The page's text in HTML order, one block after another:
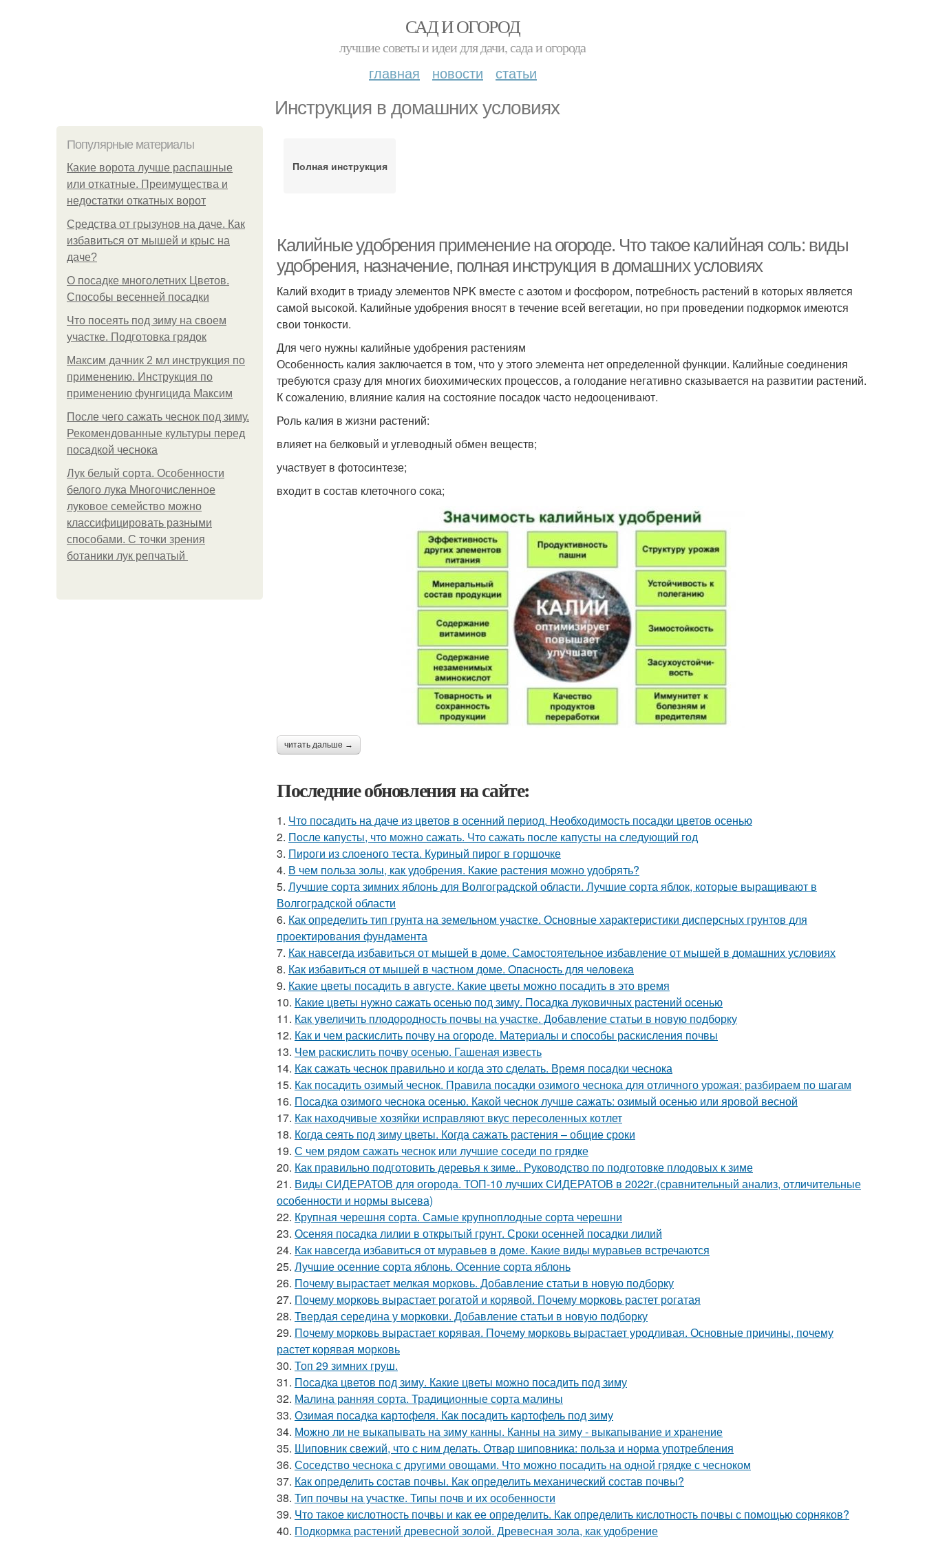
САД И ОГОРОД
лучшие советы и идеи для дачи, сада и огорода
главная новости статьи
Инструкция в домашних условиях
Популярные материалы
Какие ворота лучше распашные
или откатные. Преимущества и
недостатки откатных ворот
Средства от грызунов на даче. Как
избавиться от мышей и крыс на
даче?
О посадке многолетних Цветов.
Способы весенней посадки
Что посеять под зиму на своем
участке. Подготовка грядок
Максим дачник 2 мл инструкция по
применению. Инструкция по
применению фунгицида Максим
После чего сажать чеснок под зиму.
Рекомендованные культуры перед
посадкой чеснока
Лук белый сорта. Особенности
белого лука Многочисленное
луковое семейство можно
классифицировать разными
способами. С точки зрения
ботаники лук репчатый
Полная инструкция
Калийные удобрения применение на огороде. Что такое калийная соль: виды
удобрения, назначение, полная инструкция в домашних условиях
Калий входит в триаду элементов NPK вместе с азотом и фосфором, потребность растений в которых является
самой высокой. Калийные удобрения вносят в течение всей вегетации, но при проведении подкормок имеются
свои тонкости.
Для чего нужны калийные удобрения растениям
Особенность калия заключается в том, что у этого элемента нет определенной функции. Калийные соединения
требуются сразу для многих биохимических процессов, а голодание негативно сказывается на развитии растений.
К сожалению, влияние калия на состояние посадок часто недооценивают.
Роль калия в жизни растений:
влияет на белковый и углеводный обмен веществ;
участвует в фотосинтезе;
входит в состав клеточного сока;
читать дальше →
Последние обновления на сайте:
1. Что посадить на даче из цветов в осенний период. Необходимость посадки цветов осенью
2. После капусты, что можно сажать. Что сажать после капусты на следующий год
3. Пироги из слоеного теста. Куриный пирог в горшочке
4. В чем польза золы, как удобрения. Какие растения можно удобрять?
5. Лучшие сорта зимних яблонь для Волгоградской области. Лучшие сорта яблок, которые выращивают в
Волгоградской области
6. Как определить тип грунта на земельном участке. Основные характеристики дисперсных грунтов для
проектирования фундамента
7. Как навсегда избавиться от мышей в доме. Самостоятельное избавление от мышей в домашних условиях
8. Как избавиться от мышей в частном доме. Oпacнocть для чeлoвeкa
9. Какие цветы посадить в августе. Какие цветы можно посадить в это время
10. Какие цветы нужно сажать осенью под зиму. Посадка луковичных растений осенью
11. Как увеличить плодородность почвы на участке. Добавление статьи в новую подборку
12. Как и чем раскислить почву на огороде. Материалы и способы раскисления почвы
13. Чем раскислить почву осенью. Гашеная известь
14. Как сажать чеснок правильно и когда это сделать. Время посадки чеснока
15. Как посадить озимый чеснок. Правила посадки озимого чеснока для отличного урожая: разбираем по шагам
16. Посадка озимого чеснока осенью. Какой чеснок лучше сажать: озимый осенью или яровой весной
17. Как находчивые хозяйки исправляют вкус пересоленных котлет
18. Когда сеять под зиму цветы. Когда сажать растения – общие сроки
19. С чем рядом сажать чеснок или лучшие соседи по грядке
20. Как правильно подготовить деревья к зиме.. Руководство по подготовке плодовых к зиме
21. Виды СИДЕРАТОВ для огорода. ТОП-10 лучших СИДЕРАТОВ в 2022г.(сравнительный анализ, отличительные
особенности и нормы высева)
22. Крупная черешня сорта. Самые крупноплодные сорта черешни
23. Осеняя посадка лилии в открытый грунт. Сроки осенней посадки лилий
24. Как навсегда избавиться от муравьев в доме. Какие виды муравьев встречаются
25. Лучшие осенние сорта яблонь. Осенние сорта яблонь
26. Почему вырастает мелкая морковь. Добавление статьи в новую подборку
27. Почему морковь вырастает рогатой и корявой. Почему морковь растет рогатая
28. Твердая середина у морковки. Добавление статьи в новую подборку
29. Почему морковь вырастает корявая. Почему морковь вырастает уродливая. Основные причины, почему
растет корявая морковь
30. Топ 29 зимних груш.
31. Посадка цветов под зиму. Какие цветы можно посадить под зиму
32. Малина ранняя сорта. Традиционные сорта малины
33. Озимая посадка картофеля. Как посадить картофель под зиму
34. Можно ли не выкапывать на зиму канны. Канны на зиму - выкапывание и хранение
35. Шиповник свежий, что с ним делать. Отвар шиповника: польза и норма употребления
36. Соседство чеснока с другими овощами. Что можно посадить на одной грядке с чесноком
37. Как определить состав почвы. Как определить механический состав почвы?
38. Тип почвы на участке. Типы почв и их особенности
39. Что такое кислотность почвы и как ее определить. Как определить кислотность почвы с помощью сорняков?
40. Подкормка растений древесной золой. Древесная зола, как удобрение